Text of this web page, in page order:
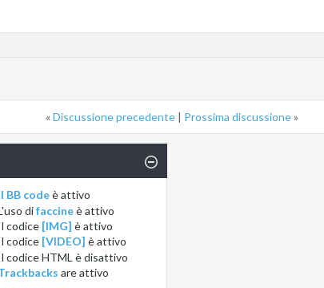
«Discussione precedente | Prossima discussione»
BB codeèattivo
difaccineèattivo
codice [IMG] èattivo
codice [VIDEO] èattivo
codice HTML èdisattivo
areattivo